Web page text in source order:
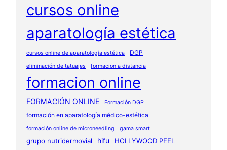
cursos online
aparatología estética
cursos online de aparatología estética DGP
eliminación de tatuajes formacion a distancia
formacion online
FORMACIÓN ONLINE Formación DGP
formación en aparatología médico-estética
formación online de microneedling gama smart
grupo nutridermovial hifu HOLLYWOOD PEEL